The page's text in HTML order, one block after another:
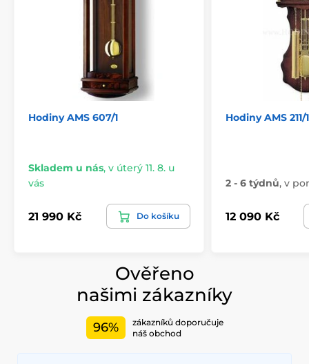
Hodiny AMS 607/1
Skladem u nás, v úterý 11. 8. u
vás
21 990 Kč Do košíku
Hodiny AMS 211/1
2 - 6 týdnů, v
12 090 Kč
Ověřeno
našimi zákazníky
96%
zákazníků doporučuje
náš obchod